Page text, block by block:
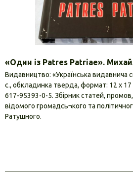
«Один із Patres Patriae».
Видавництво: «Українська видавнича
с., обкладинка тверда, формат: 12 х 17
617-95393-0-5. Збірник статей, промов,
відомого громадсь¬кого та
Ратушного.